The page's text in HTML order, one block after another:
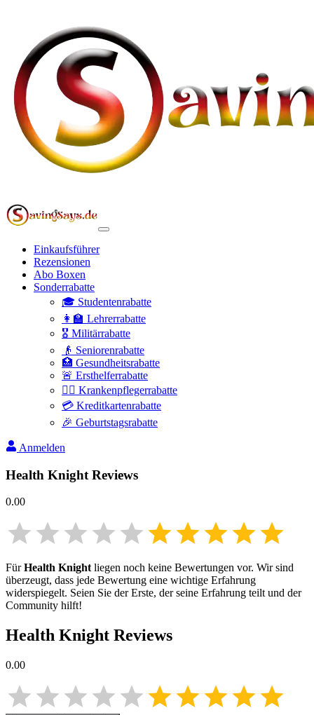
Einkaufsführer
Rezensionen
Abo Boxen
Sonderrabatte
🎓 Studentenrabatte
👩‍🏫 Lehrerrabatte
🎖️ Militärrabatte
👴 Seniorenrabatte
🏥 Gesundheitsrabatte
🚨 Ersthelferrabatte
👩‍⚕️ Krankenpflegerrabatte
💳 Kreditkartenrabatte
🎉 Geburtstagsrabatte
Anmelden
Health Knight Reviews
0.00
FürHealth Knightliegen noch keine Bewertungen vor. Wir sind
überzeugt, dass jede Bewertung eine wichtige Erfahrung
widerspiegelt. Seien Sie der Erste, der seine Erfahrung teilt und der
Community hilft!
Health Knight Reviews
0.00